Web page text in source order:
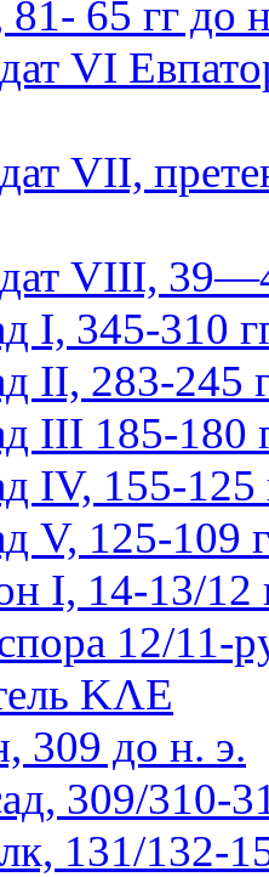
65 гг до
VI
VII,
VIII,
I, 345-310
II, 283-245
III 185-180
IV, 155-125
V, 125-109
I, 14-13/12
12/11-
ΚΛΕ
309 до н. э.
309/310-
131/132-